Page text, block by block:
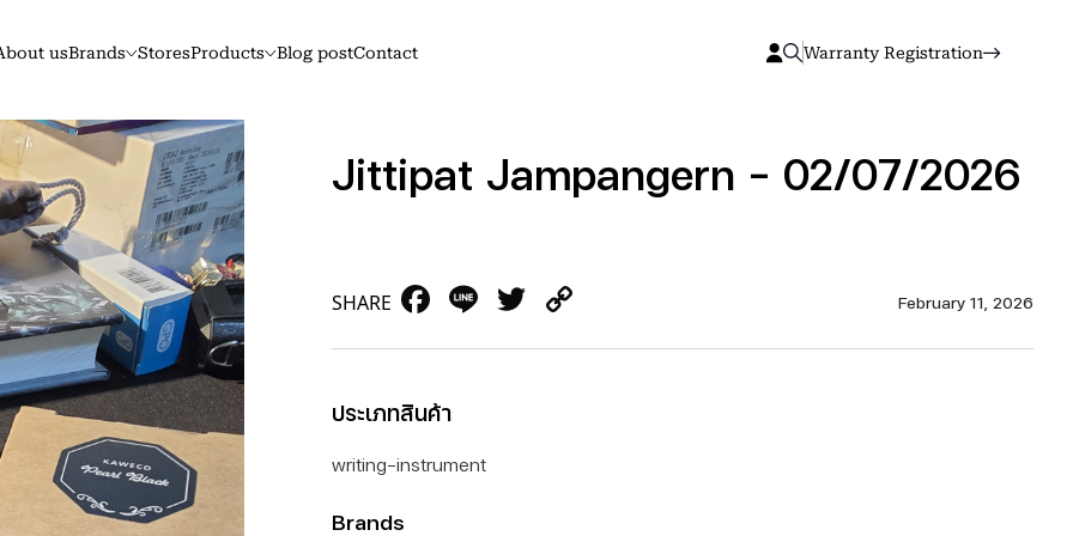
usBrands StoresProducts Blog postContact Warranty Registration
Jittipat Jampangern – 02/07/2026
SHARE Facebook
Line Twitter February 11, 2026
ประเภทสินค้า
writing-instrument
Brands